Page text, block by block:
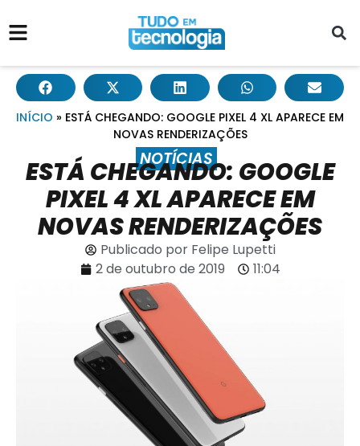
INÍCIO » ESTÁ CHEGANDO: GOOGLE PIXEL 4 XL APARECE EM
NOVAS RENDERIZAÇÕES
NOTÍCIAS
ESTÁ CHEGANDO: GOOGLE
PIXEL 4 XL APARECE EM
NOVAS RENDERIZAÇÕES
Publicado porFelipe Lupetti
2 de outubro de 2019
11:04